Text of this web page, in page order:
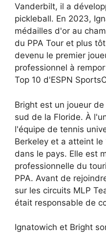
Vanderbilt, il a
pickleball. En 2023,
médailles d'or au
du PPA Tour et plus
devenu le premier
professionnel à
Top 10 d'ESPN
Bright est un joueur
sud de la Floride. À
l'équipe de tennis
Berkeley et a atteint le
dans le pays. Elle est
professionnelle du
PPA. Avant de
sur les circuits MLP
était responsable de
Ignatowich et Bright